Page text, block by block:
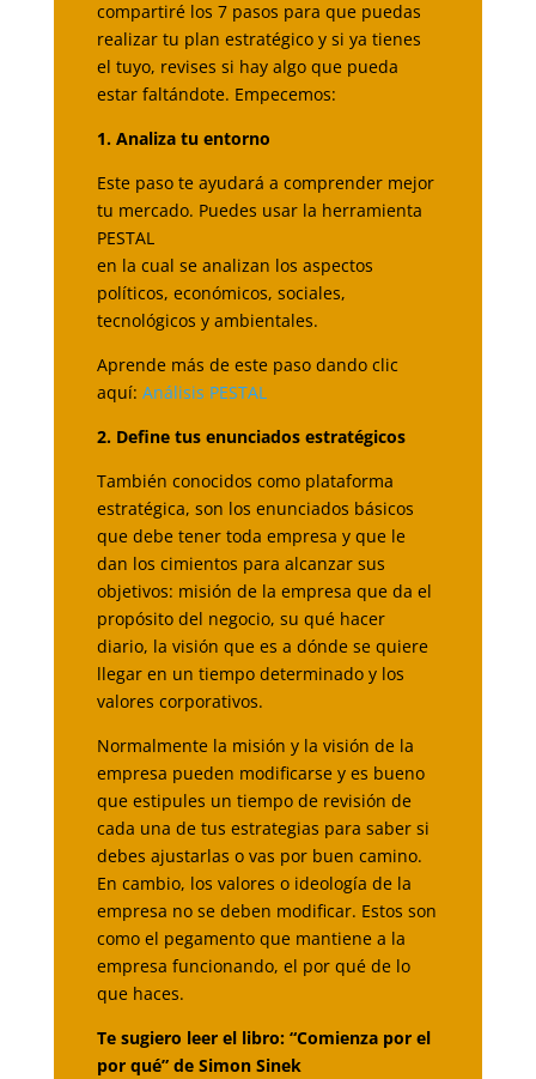
compartiré los 7 pasos para que puedas
realizar tu plan estratégico y si ya tienes
el tuyo, revises si hay algo que pueda
estar faltándote. Empecemos:
1. Analiza tu entorno
Este paso te ayudará a comprender mejor
tu mercado. Puedes usar la herramienta
PESTAL
en la cual se analizan los aspectos
políticos, económicos, sociales,
tecnológicos y ambientales.
Aprende más de este paso dando clic
aquí: Análisis PESTAL
2. Define tus enunciados estratégicos
También conocidos como plataforma
estratégica, son los enunciados básicos
que debe tener toda empresa y que le
dan los cimientos para alcanzar sus
objetivos: misión de la empresa que da el
propósito del negocio, su qué hacer
diario, la visión que es a dónde se quiere
llegar en un tiempo determinado y los
valores corporativos.
Normalmente la misión y la visión de la
empresa pueden modificarse y es bueno
que estipules un tiempo de revisión de
cada una de tus estrategias para saber si
debes ajustarlas o vas por buen camino.
En cambio, los valores o ideología de la
empresa no se deben modificar. Estos son
como el pegamento que mantiene a la
empresa funcionando, el por qué de lo
que haces.
Te sugiero leer el libro: “Comienza por el
por qué” de Simon Sinek